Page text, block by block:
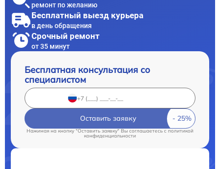
ремонт по желанию
Бесплатный выезд курьера
в день обращения
Срочный ремонт
от 35 минут
Бесплатная консультация со
специалистом
Оставить заявку
Нажимая на кнопку "Оставить заявку" Вы соглашаетесь cполитикой
конфиденциальности